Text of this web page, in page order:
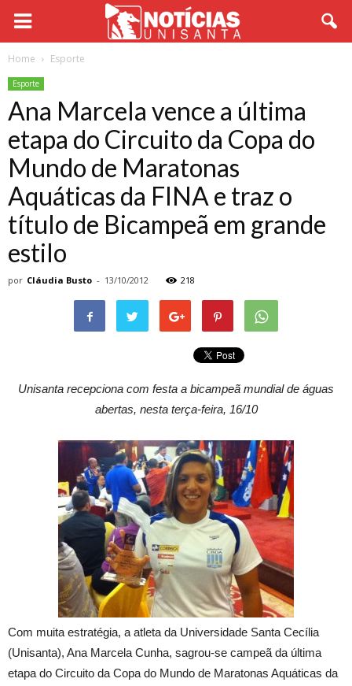
Home Esporte
Esporte
Ana Marcela vence a última
etapa do Circuito da Copa do
Mundo de Maratonas
Aquáticas da FINA e traz o
título de Bicampeã em grande
estilo
por Cláudia Busto - 13/10/2012 218
Unisanta recepciona com festa a bicampeã mundial de águas
abertas, nesta terça-feira, 16/10
Com muita estratégia, a atleta da Universidade Santa Cecília
(Unisanta), Ana Marcela Cunha, sagrou-se campeã da última
etapa do Circuito da Copa do Mundo de Maratonas Aquáticas da